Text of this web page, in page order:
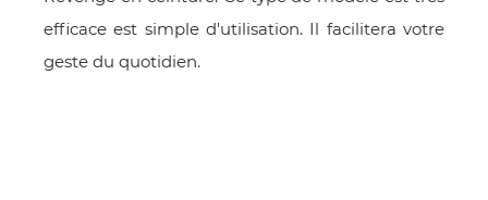
efficace est simple d'utilisation. Il facilitera votre
geste du quotidien.